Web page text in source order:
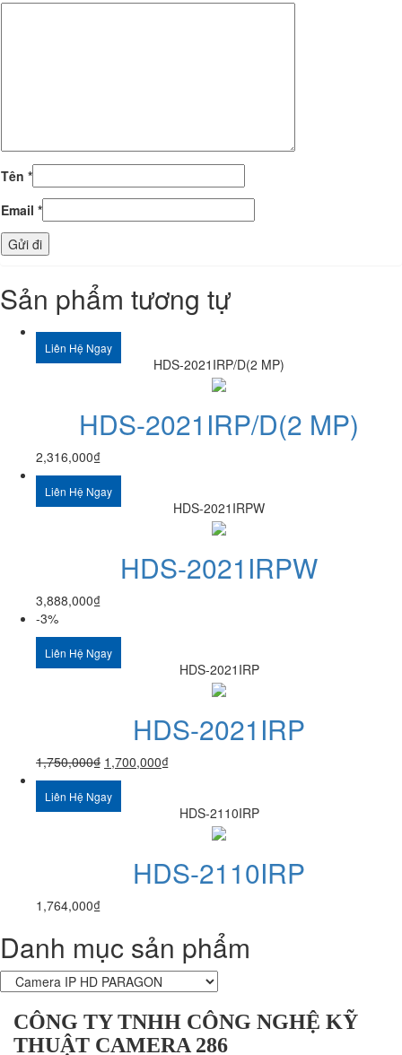
Tên *
Email *
Sản phẩm tương tự
Liên Hệ Ngay
HDS-2021IRP/D(2 MP)
HDS-2021IRP/D(2 MP)
2,316,000₫
Liên Hệ Ngay
HDS-2021IRPW
HDS-2021IRPW
3,888,000₫
-3%
Liên Hệ Ngay
HDS-2021IRP
HDS-2021IRP
1,750,000₫ 1,700,000₫
Liên Hệ Ngay
HDS-2110IRP
HDS-2110IRP
1,764,000₫
Danh mục sản phẩm
CÔNG TY TNHH CÔNG NGHỆ KỸ
THUẬT CAMERA 286